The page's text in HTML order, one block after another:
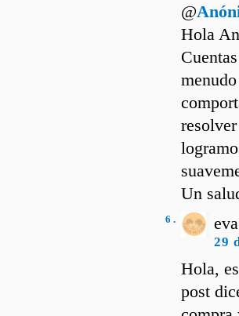
@
Hola
Un
6 .
29
Hola,
post